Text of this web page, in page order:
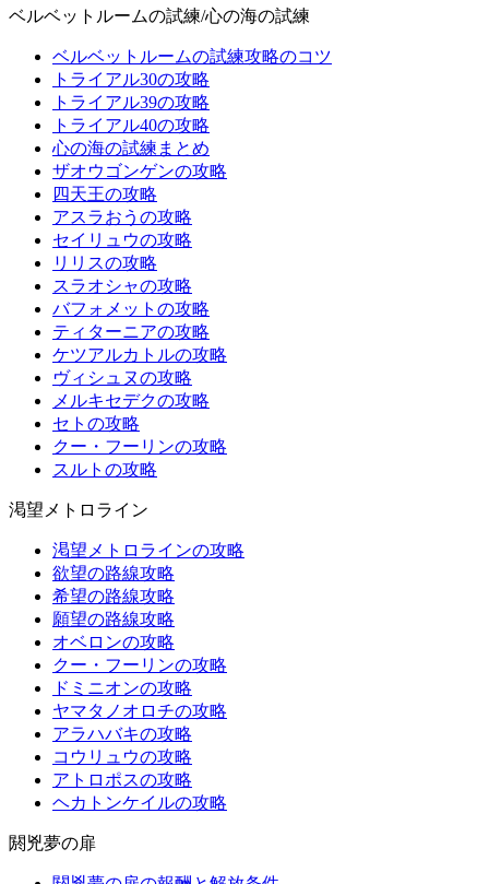
ベルベットルームの試練/心の海の試練
ベルベットルームの試練攻略のコツ
トライアル30の攻略
トライアル39の攻略
トライアル40の攻略
心の海の試練まとめ
ザオウゴンゲンの攻略
四天王の攻略
アスラおうの攻略
セイリュウの攻略
リリスの攻略
スラオシャの攻略
バフォメットの攻略
ティターニアの攻略
ケツアルカトルの攻略
ヴィシュヌの攻略
メルキセデクの攻略
セトの攻略
クー・フーリンの攻略
スルトの攻略
渇望メトロライン
渇望メトロラインの攻略
欲望の路線攻略
希望の路線攻略
願望の路線攻略
オベロンの攻略
クー・フーリンの攻略
ドミニオンの攻略
ヤマタノオロチの攻略
アラハバキの攻略
コウリュウの攻略
アトロポスの攻略
ヘカトンケイルの攻略
閼兇夢の扉